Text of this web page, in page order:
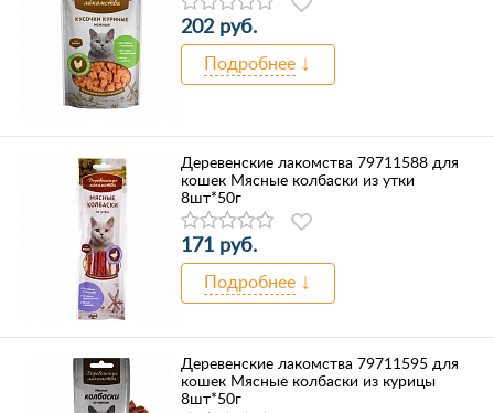
202 руб.
Подробнее
Деревенские лакомства 79711588 для
кошек Мясные колбаски из утки
8шт*50г
171 руб.
Подробнее
Деревенские лакомства 79711595 для
кошек Мясные колбаски из курицы
8шт*50г